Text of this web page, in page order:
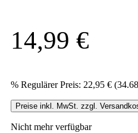
14,99 €
% Regulärer Preis: 22,95 €
Preise inkl. MwSt. zzgl.
Nicht mehr verfügbar